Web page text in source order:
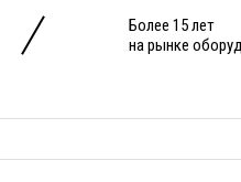
Более 15 лет
на рынке